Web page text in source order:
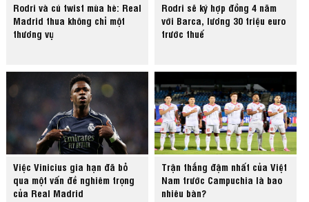
Rodri và cú twist mùa hè: Real
Madrid thua không chỉ một
thương vụ
Rodri sẽ ký hợp đồng 4 năm
với Barca, lương 30 triệu euro
trước thuế
Việc Vinicius gia hạn đã bỏ
qua một vấn đề nghiêm trọng
của Real Madrid
Trận thắng đậm nhất của Việt
Nam trước Campuchia là bao
nhiêu bàn?